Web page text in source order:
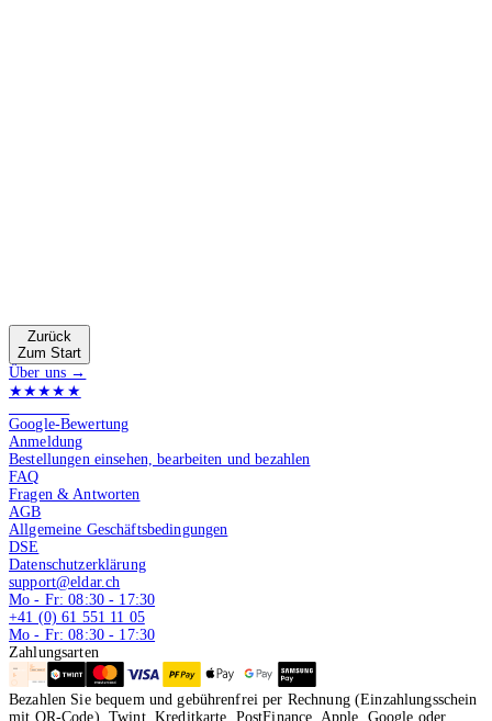
Zurück
Zum Start
Über uns →
★★★★★
Google-Bewertung
Anmeldung
Bestellungen einsehen, bearbeiten und bezahlen
FAQ
Fragen & Antworten
AGB
Allgemeine Geschäftsbedingungen
DSE
Datenschutzerklärung
support@eldar.ch
Mo - Fr: 08:30 - 17:30
+41 (0) 61 551 11 05
Mo - Fr: 08:30 - 17:30
Zahlungsarten
Bezahlen Sie bequem und gebührenfrei per Rechnung (Einzahlungsschein
mit QR-Code), Twint, Kreditkarte, PostFinance, Apple, Google oder